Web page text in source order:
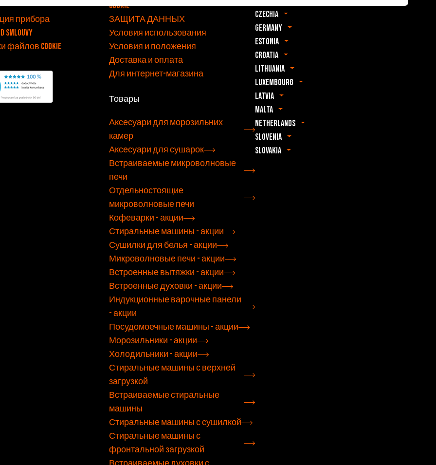
прибора
smlouvy
файлов cookie
cookie
ЗАЩИТА ДАННЫХ
Условия использования
Условия и положения
Доставка и оплата
Для интернет-магазина
Товары
Аксесуари для морозильних
камер
Аксесуари для сушарок
Встраиваемые микроволновые
печи
Отдельностоящие
микроволновые печи
Кофеварки - акции
Стиральные машины - акции
Сушилки для белья - акции
Микроволновые печи - акции
Встроенные вытяжки - акции
Встроенные духовки - акции
Индукционные варочные панели
- акции
Посудомоечные машины - акции
Морозильники - акции
Холодильники - акции
Стиральные машины с верхней
загрузкой
Встраиваемые стиральные
машины
Стиральные машины с сушилкой
Стиральные машины с
фронтальной загрузкой
Czechia
Germany
Estonia
Croatia
Lithuania
Luxembourg
Latvia
Malta
Netherlands
Slovenia
Slovakia